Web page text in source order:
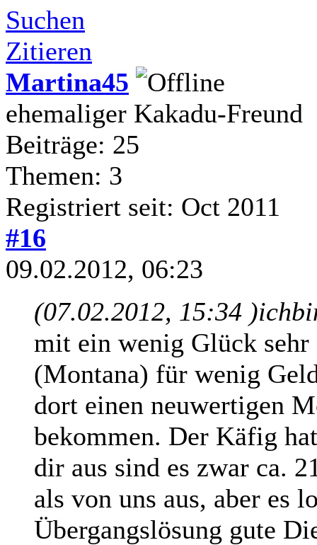
Suchen
Zitieren
Martina45
ehemaliger Kakadu-Freund
Beiträge: 25
Themen: 3
Registriert seit: Oct 2011
#16
09.02.2012, 06:23
(07.02.2012, 15:34 )
mit ein wenig Glück
(Montana) für wenig
dort einen neuwertigen
bekommen. Der Käfig
dir aus sind es zwar ca.
als von uns aus, aber es
Übergangslösung gute